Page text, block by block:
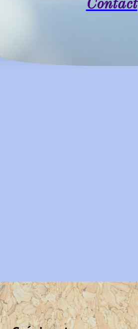
Contact